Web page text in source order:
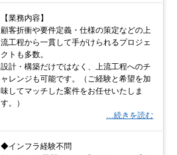
【業務内容】
顧客折衝や要件定義・仕様の策定などの上
流工程から一貫して手がけられるプロジェ
クトも多数。
設計・構築だけではなく、上流工程へのチ
ャレンジも可能です。（ご経験と希望を加
味してマッチした案件をお任せいたしま
す。）
…続きを読む
◆インフラ経験不問